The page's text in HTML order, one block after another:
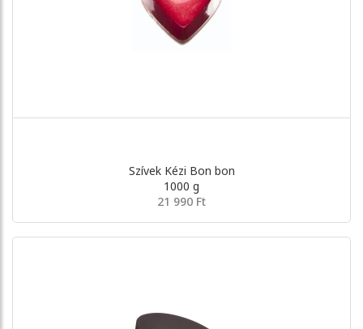
Szívek Kézi Bon bon
1000 g
21 990 Ft